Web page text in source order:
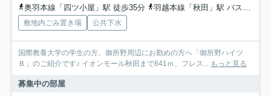
奥羽本線「四ツ小屋」駅 徒歩35分
羽越本線「秋田」駅 バス31分 広面御所野線「御所野小学校入口」 停歩10分
敷地内ごみ置き場 公共下水
国際教養大学の学生の方、御所野周辺にお勤めの方へ「御所野ハイツ
Ｂ」のご紹介です♪ イオンモール秋田まで841ｍ、フレス... もっと見る
募集中の部屋